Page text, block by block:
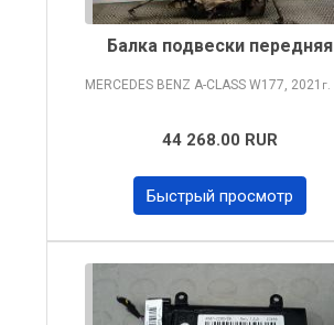
Балка подвески передняя
MERCEDES BENZ A-CLASS W177, 2021 г.
44 268.00 RUR
Быстрый просмотр